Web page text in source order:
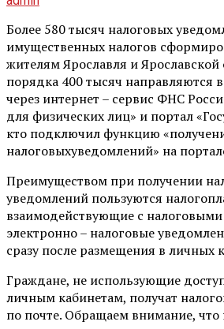
Более 580 тысяч налоговых
имущественных налогов
жителям Ярославля и Ярославской
порядка 400 тысяч направляются
через интернет – сервис ФНС
для физических лиц» и портал
кто подключил функцию
налоговыхуведомлений» на
Преимуществом при получении
уведомлений пользуются
взаимодействующие с
электронно – налоговые
сразу после размещения в личных
Граждане, не использующие
личным кабинетам, получат
по почте. Обращаем внимание, что